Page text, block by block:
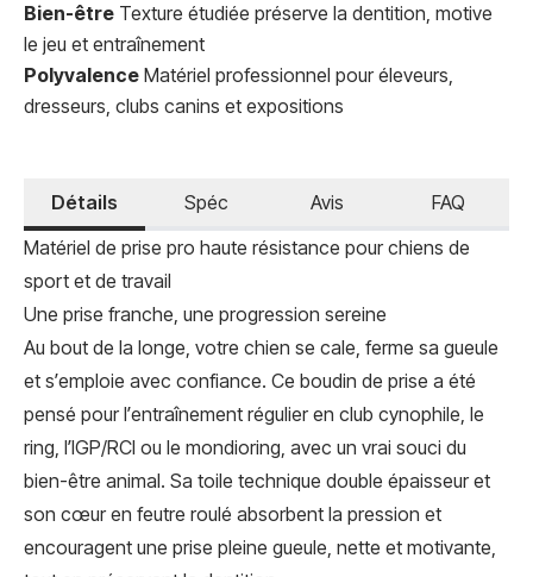
Bien-être Texture étudiée préserve la dentition, motive
le jeu et entraînement
Polyvalence Matériel professionnel pour éleveurs,
dresseurs, clubs canins et expositions
Détails Spéc Avis
FAQ
Matériel de prise pro haute résistance pour chiens de
sport et de travail
Une prise franche, une progression sereine
Au bout de la longe, votre chien se cale, ferme sa gueule
et s’emploie avec confiance. Ce boudin de prise a été
pensé pour l’entraînement régulier en club cynophile, le
ring, l’IGP/RCI ou le mondioring, avec un vrai souci du
bien-être animal. Sa toile technique double épaisseur et
son cœur en feutre roulé absorbent la pression et
encouragent une prise pleine gueule, nette et motivante,